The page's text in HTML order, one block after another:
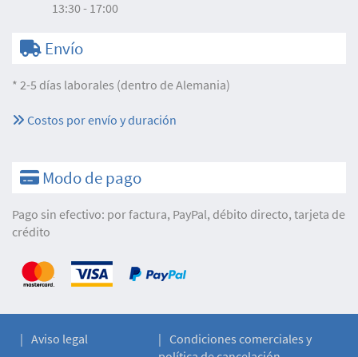
13:30 - 17:00
Envío
* 2-5 días laborales (dentro de Alemania)
Costos por envío y duración
Modo de pago
Pago sin efectivo: por factura, PayPal, débito directo, tarjeta de
crédito
Aviso legal
Condiciones comerciales y